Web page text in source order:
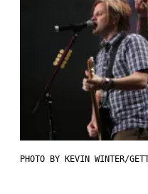
PHOTO BY KEVIN WINTER/